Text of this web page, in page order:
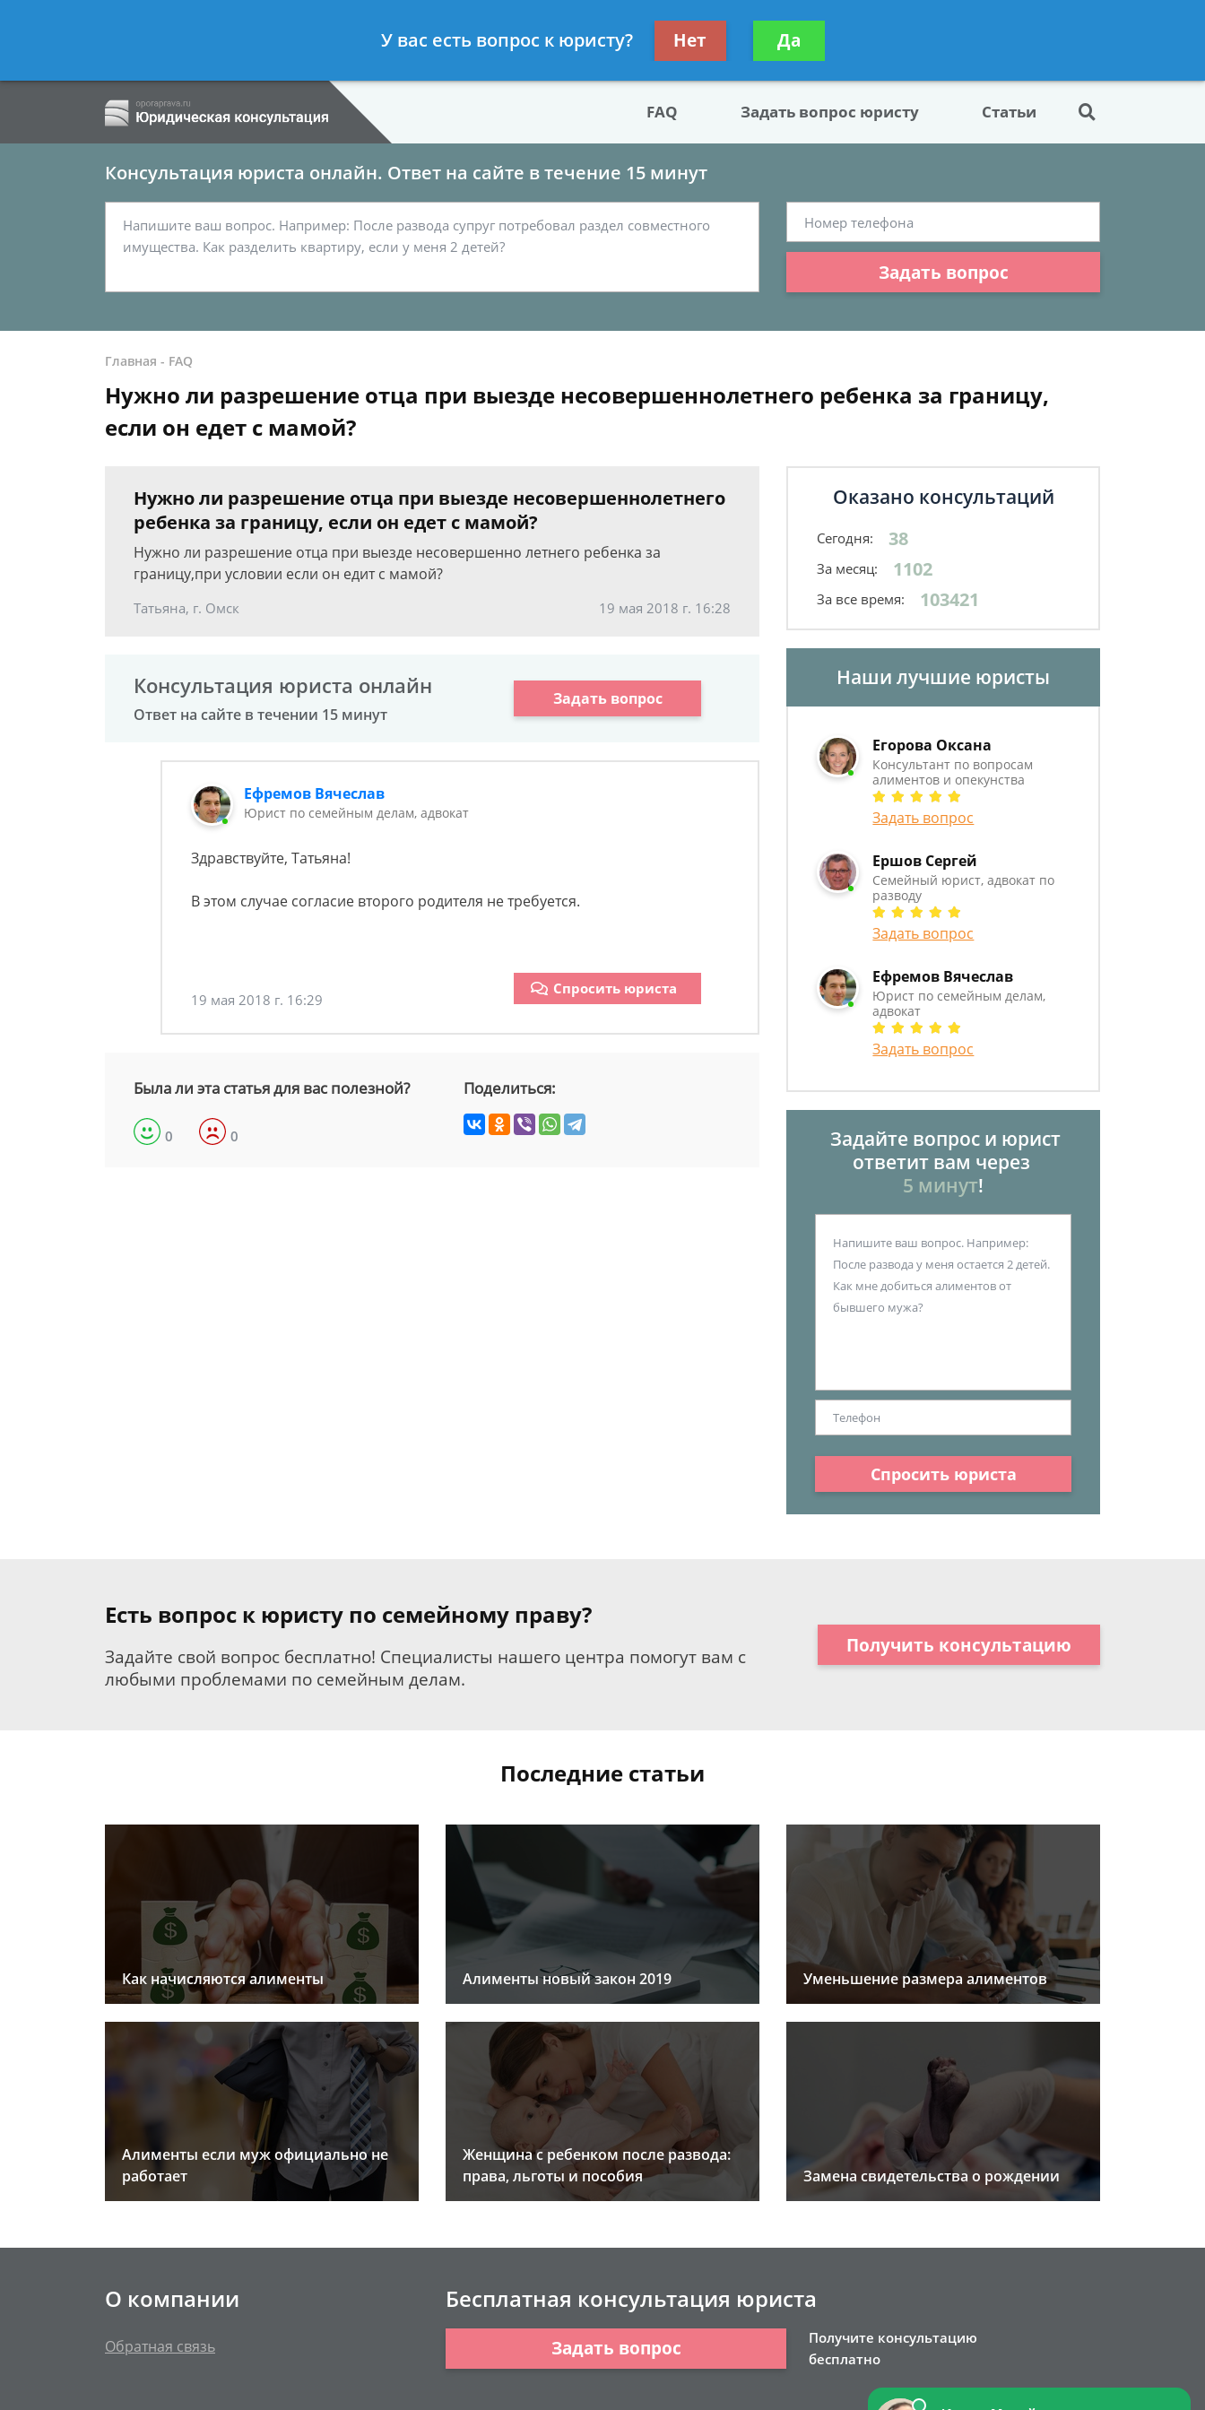
- Семейный юрист, адвокат по разводу
Получите консультацию
бесплатно
FAQ Задать вопрос юристу Статьи
Консультация юриста онлайн. Ответ на сайте в течение 15 минут
Задать вопрос
Главная - FAQ
Нужно ли разрешение отца при выезде несовершеннолетнего ребенка за границу,
если он едет с мамой?
Нужно ли разрешение отца при выезде несовершеннолетнего
ребенка за границу, если он едет с мамой?
Нужно ли разрешение отца при выезде несовершенно летнего ребенка за
границу,при условии если он едит с мамой?
Татьяна, г. Омск 19 мая 2018 г. 16:28
Консультация юриста онлайн
Ответ на сайте в течении 15 минут
Задать вопрос
Ефремов Вячеслав
Юрист по семейным делам, адвокат
Здравствуйте, Татьяна!
В этом случае согласие второго родителя не требуется.
19 мая 2018 г. 16:29
Спросить юриста
Была ли эта статья для вас полезной?
0 0
Поделиться:
Оказано консультаций
Сегодня: 38
За месяц: 1102
За все время: 103421
Наши лучшие юристы
Егорова Оксана
Консультант по вопросам
алиментов и опекунства
Задать вопрос
Ершов Сергей
Семейный юрист, адвокат по
разводу
Задать вопрос
Ефремов Вячеслав
Юрист по семейным делам,
адвокат
Задать вопрос
Задайте вопрос и юрист
ответит вам через
5 минут!
Спросить юриста
Есть вопрос к юристу по семейному праву?
Задайте свой вопрос бесплатно! Специалисты нашего центра помогут вам с
любыми проблемами по семейным делам.
Получить консультацию
Последние статьи
Как начисляются алименты Алименты новый закон 2019 Уменьшение размера алиментов
Алименты если муж официально не
работает
Женщина с ребенком после развода:
права, льготы и пособия
Замена свидетельства о рождении
О компании
Обратная связь
Бесплатная консультация юриста
Задать вопрос
Получите консультацию
бесплатно
У вас есть вопрос к юристу? Нет Да